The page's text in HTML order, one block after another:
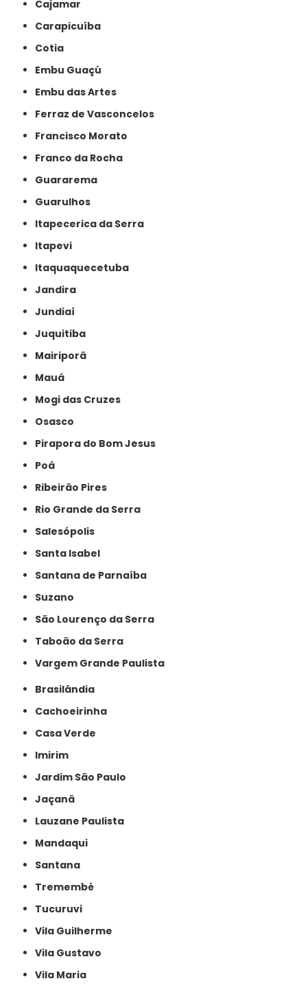
Cajamar
Carapicuíba
Cotia
Embu Guaçú
Embu das Artes
Ferraz de Vasconcelos
Francisco Morato
Franco da Rocha
Guararema
Guarulhos
Itapecerica da Serra
Itapevi
Itaquaquecetuba
Jandira
Jundiaí
Juquitiba
Mairiporã
Mauá
Mogi das Cruzes
Osasco
Pirapora do Bom Jesus
Poá
Ribeirão Pires
Rio Grande da Serra
Salesópolis
Santa Isabel
Santana de Parnaíba
Suzano
São Lourenço da Serra
Taboão da Serra
Vargem Grande Paulista
Brasilândia
Cachoeirinha
Casa Verde
Imirim
Jardim São Paulo
Jaçanã
Lauzane Paulista
Mandaqui
Santana
Tremembé
Tucuruvi
Vila Guilherme
Vila Gustavo
Vila Maria